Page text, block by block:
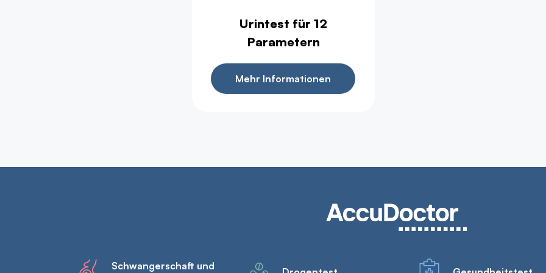
Urintest für 12
Parametern
Mehr Informationen
Schwangerschaft und